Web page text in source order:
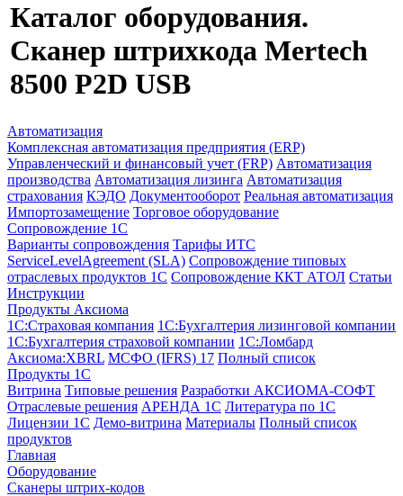
Каталог оборудования.
Сканер штрихкода Mertech
8500 P2D USB
Автоматизация
Комплексная автоматизация предприятия (ERP)
Управленческий и финансовый учет (FRP) Автоматизация
производства Автоматизация лизинга Автоматизация
страхования КЭДО Документооборот Реальная автоматизация
Импортозамещение Торговое оборудование
Сопровождение 1С
Варианты сопровождения Тарифы ИТС
ServiceLevelAgreement (SLA) Сопровождение типовых
отраслевых продуктов 1С Сопровождение ККТ АТОЛ Статьи
Инструкции
Продукты Аксиома
1С:Страховая компания 1С:Бухгалтерия лизинговой компании
1С:Бухгалтерия страховой компании 1С:Ломбард
Аксиома:XBRL МСФО (IFRS) 17 Полный список
Продукты 1С
Витрина Типовые решения Разработки АКСИОМА-СОФТ
Отраслевые решения АРЕНДА 1С Литература по 1С
Лицензии 1C Демо-витрина Материалы Полный список
продуктов
Главная
Оборудование
Сканеры штрих-кодов